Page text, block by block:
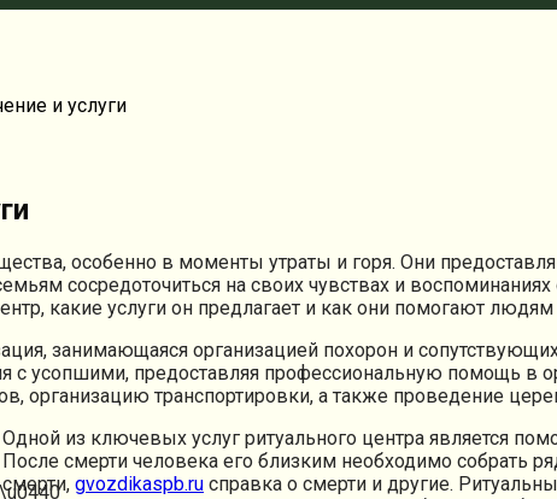
и услуги
особенно в моменты утраты и горя. Они
сосредоточиться на своих чувствах и
какие услуги он предлагает и как они помогают
занимающаяся организацией похорон и
с усопшими, предоставляя профессиональную помощь в
организацию транспортировки, а также проведение
Одной из ключевых услуг ритуального центра является
После смерти человека его близким необходимо собрать
смерти, gvozdikaspb.ru справка о смерти и другие.